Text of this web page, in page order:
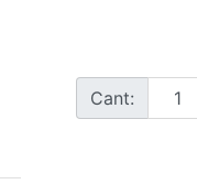
Cant: